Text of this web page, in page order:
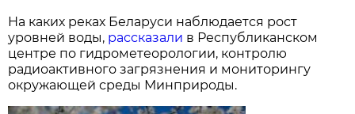
На каких реках Беларуси наблюдается рост
уровней воды, рассказали в Республиканском
центре по гидрометеорологии, контролю
радиоактивного загрязнения и мониторингу
окружающей среды Минприроды.